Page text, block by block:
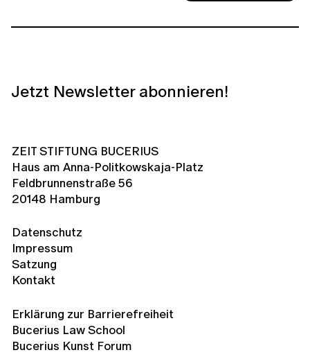
Jetzt Newsletter abonnieren!
ZEIT STIFTUNG BUCERIUS
Haus am Anna-Politkowskaja-Platz
Feldbrunnenstraße 56
20148 Hamburg
Datenschutz
Impressum
Satzung
Kontakt
Erklärung zur Barrierefreiheit
Bucerius Law School
Bucerius Kunst Forum